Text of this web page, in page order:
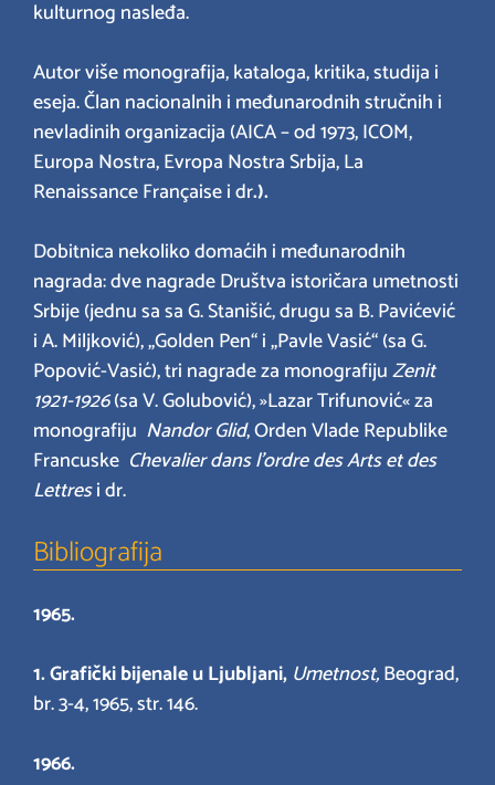
kulturnog nasleđa.
Autor više monografija, kataloga, kritika, studija i
eseja. Član nacionalnih i međunarodnih stručnih i
nevladinih organizacija (AICA – od 1973, ICOM,
Europa Nostra, Evropa Nostra Srbija, La
Renaissance Française i dr.).
Dobitnica nekoliko domaćih i međunarodnih
nagrada: dve nagrade Društva istoričara umetnosti
Srbije (jednu sa sa G. Stanišić, drugu sa B. Pavićević
i A. Miljković), „Golden Pen“ i „Pavle Vasić“ (sa G.
Popović-Vasić), tri nagrade za monografijuZenit
1921-1926(sa V. Golubović), »Lazar Trifunović« za
monografiju Nandor Glid, Orden Vlade Republike
Francuske Chevalier dans l’ordre des Arts et des
Lettresi dr.
Bibliografija
1965.
1.Grafički bijenale u Ljubljani, Umetnost,Beograd,
br. 3-4, 1965, str. 146.
1966.